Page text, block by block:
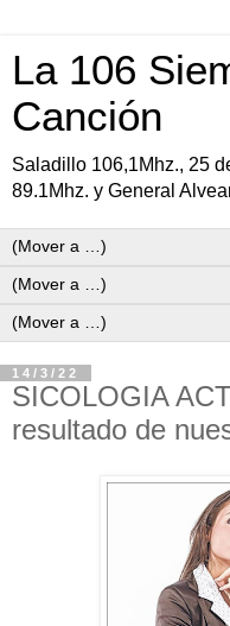
La 106
Canción
Saladillo 106,1Mhz., 25
89.1Mhz. y General
14/3/22
SICOLOGIA
resultado de